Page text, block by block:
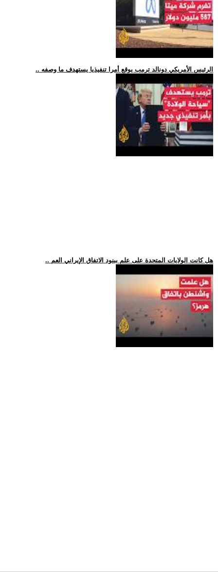
.. الرئيس الأمريكي دونالد ترمب يوقع أمرا تنفيذيا يستهدف ما وصفه
.. هل كانت الولايات المتحدة على علم ببنود الاتفاق الإيراني العم